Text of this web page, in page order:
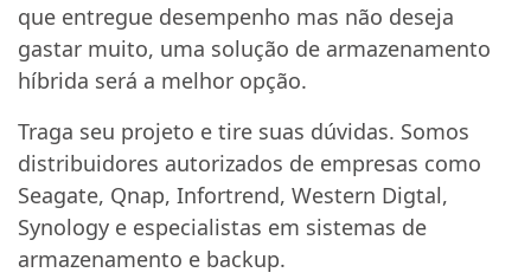
que entregue desempenho mas não deseja
gastar muito, uma solução de armazenamento
híbrida será a melhor opção.
Traga seu projeto e tire suas dúvidas. Somos
distribuidores autorizados de empresas como
Seagate, Qnap, Infortrend, Western Digtal,
Synology e especialistas em sistemas de
armazenamento e backup.